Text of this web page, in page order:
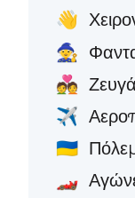
👋
🧙
💑
✈️
🇺🇦
🏎️